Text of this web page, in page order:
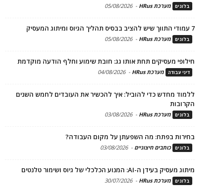
בלוגים מערכת HRus -
05/08/2026
7 עמודי התווך שיש להציב בבסיס תהליך הגיוס ומיתוג המעסיק
בלוגים מערכת HRus -
05/08/2026
חילופי מעסיקים תחת אותו גג: חובת שימוע וחלף הודעה מוקדמת
דיני עבודה מערכת HRus -
04/08/2026
ללמוד מחדש כדי להוביל: איך להכשיר את העובדים לחמש השנים
הקרובות
בלוגים מערכת HRus -
03/08/2026
בחירות בפתח: מה השפעתן על מקום העבודה?
בלוגים כותבים חיצוניים -
03/08/2026
מיתוג מעסיק בעידן ה-AI: המנוע הכלכלי של גיוס ושימור טלנטים
בלוגים מערכת HRus -
30/07/2026